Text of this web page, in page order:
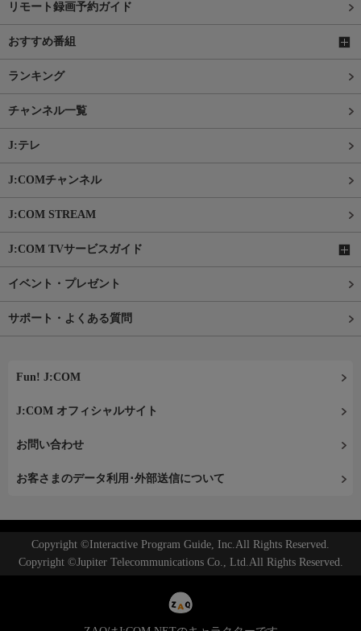
リモート録画予約ガイド
おすすめ番組
ランキング
チャンネル一覧
J:テレ
J:COMチャンネル
J:COM STREAM
J:COM TVサービスガイド
イベント・プレゼント
サポート・よくある質問
Fun! J:COM
J:COM オフィシャルサイト
お問い合わせ
お客さまのデータ利用･外部送信について
Copyright ©Interactive Program Guide, Inc.All Rights Reserved.
Copyright ©Jupiter Telecommunications Co., Ltd.All Rights Reserved.